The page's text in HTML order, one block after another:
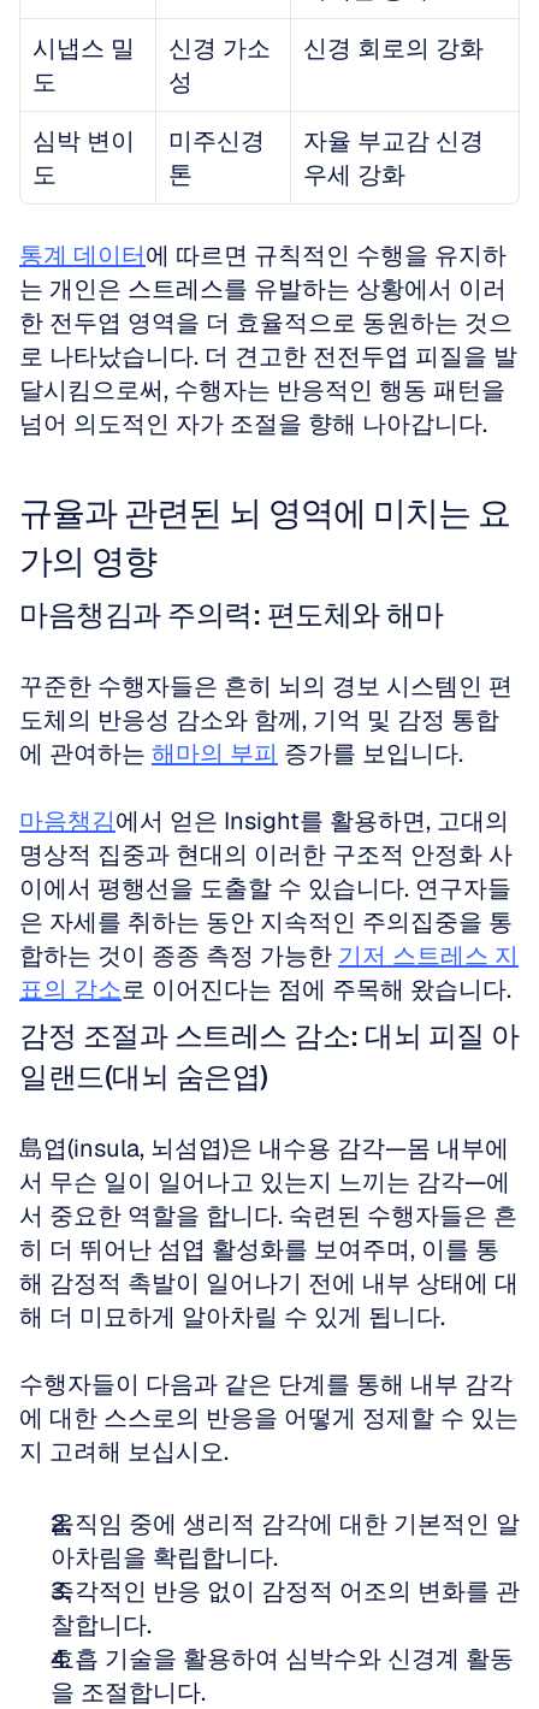
시냅스 밀
도
신경 가소
성
신경 회로의 강화
심박 변이
도
미주신경
톤
자율 부교감 신경
우세 강화
통계 데이터에 따르면 규칙적인 수행을 유지하
는 개인은 스트레스를 유발하는 상황에서 이러
한 전두엽 영역을 더 효율적으로 동원하는 것으
로 나타났습니다. 더 견고한 전전두엽 피질을 발
달시킴으로써, 수행자는 반응적인 행동 패턴을
넘어 의도적인 자가 조절을 향해 나아갑니다.
규율과 관련된 뇌 영역에 미치는 요
가의 영향
마음챙김과 주의력: 편도체와 해마
꾸준한 수행자들은 흔히 뇌의 경보 시스템인 편
도체의 반응성 감소와 함께, 기억 및 감정 통합
에 관여하는 해마의 부피 증가를 보입니다.
마음챙김에서 얻은 Insight를 활용하면, 고대의
명상적 집중과 현대의 이러한 구조적 안정화 사
이에서 평행선을 도출할 수 있습니다. 연구자들
은 자세를 취하는 동안 지속적인 주의집중을 통
합하는 것이 종종 측정 가능한 기저 스트레스 지
표의 감소로 이어진다는 점에 주목해 왔습니다.
감정 조절과 스트레스 감소: 대뇌 피질 아
일랜드(대뇌 숨은엽)
島엽(insula, 뇌섬엽)은 내수용 감각—몸 내부에
서 무슨 일이 일어나고 있는지 느끼는 감각—에
서 중요한 역할을 합니다. 숙련된 수행자들은 흔
히 더 뛰어난 섬엽 활성화를 보여주며, 이를 통
해 감정적 촉발이 일어나기 전에 내부 상태에 대
해 더 미묘하게 알아차릴 수 있게 됩니다.
수행자들이 다음과 같은 단계를 통해 내부 감각
에 대한 스스로의 반응을 어떻게 정제할 수 있는
지 고려해 보십시오.
움직임 중에 생리적 감각에 대한 기본적인 알
아차림을 확립합니다.
즉각적인 반응 없이 감정적 어조의 변화를 관
찰합니다.
호흡 기술을 활용하여 심박수와 신경계 활동
을 조절합니다.